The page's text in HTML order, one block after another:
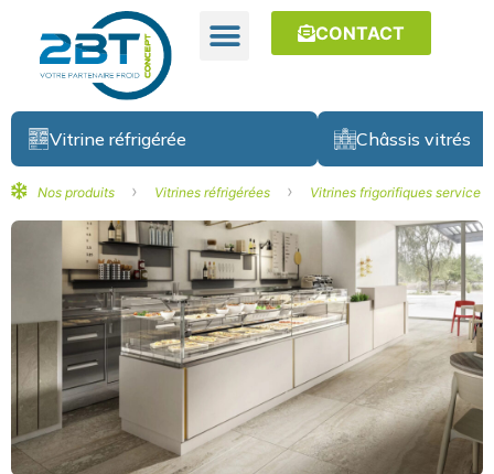
CONTACT
Vitrine réfrigérée Châssis vitrés
Nos produits › Vitrines réfrigérées › Vitrines frigorifiques service